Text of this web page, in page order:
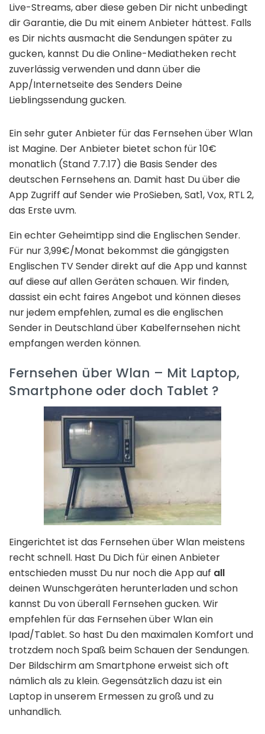
Live-Streams, aber diese geben Dir nicht unbedingt
dir Garantie, die Du mit einem Anbieter hättest. Falls
es Dir nichts ausmacht die Sendungen später zu
gucken, kannst Du die Online-Mediatheken recht
zuverlässig verwenden und dann über die
App/Internetseite des Senders Deine
Lieblingssendung gucken.
Ein sehr guter Anbieter für das Fernsehen über Wlan
ist Magine. Der Anbieter bietet schon für 10€
monatlich (Stand 7.7.17) die Basis Sender des
deutschen Fernsehens an. Damit hast Du über die
App Zugriff auf Sender wie ProSieben, Sat1, Vox, RTL 2,
das Erste uvm.
Ein echter Geheimtipp sind die Englischen Sender.
Für nur 3,99€/Monat bekommst die gängigsten
Englischen TV Sender direkt auf die App und kannst
auf diese auf allen Geräten schauen. Wir finden,
dassist ein echt faires Angebot und können dieses
nur jedem empfehlen, zumal es die englischen
Sender in Deutschland über Kabelfernsehen nicht
empfangen werden können.
Fernsehen über Wlan – Mit Laptop,
Smartphone oder doch Tablet ?
Eingerichtet ist das Fernsehen über Wlan meistens
recht schnell. Hast Du Dich für einen Anbieter
entschieden musst Du nur noch die App auf all
deinen Wunschgeräten herunterladen und schon
kannst Du von überall Fernsehen gucken. Wir
empfehlen für das Fernsehen über Wlan ein
Ipad/Tablet. So hast Du den maximalen Komfort und
trotzdem noch Spaß beim Schauen der Sendungen.
Der Bildschirm am Smartphone erweist sich oft
nämlich als zu klein. Gegensätzlich dazu ist ein
Laptop in unserem Ermessen zu groß und zu
unhandlich.